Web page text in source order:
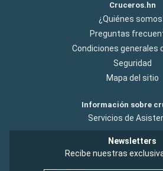
Cruceros.hn
¿Quiénes
Preguntas
Condiciones generales
Seguridad
Mapa del sitio
Información sobre
Servicios de
Newsletters
Recibe nuestras